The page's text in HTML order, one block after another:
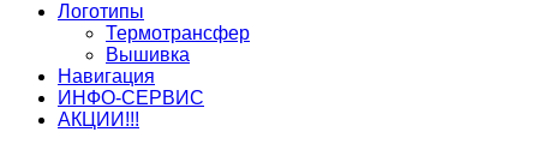
Логотипы
Термотрансфер
Вышивка
Навигация
ИНФО-СЕРВИС
АКЦИИ!!!